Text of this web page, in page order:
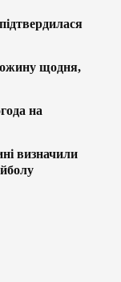
ожину щодня,
на
визначили